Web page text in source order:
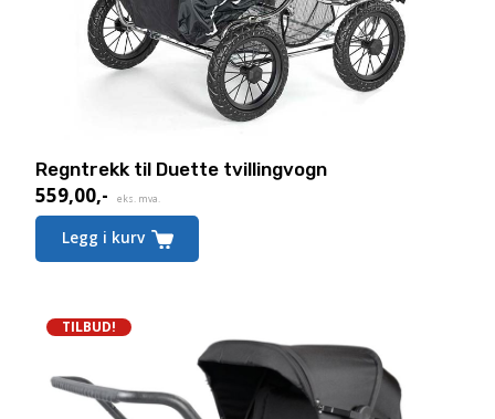
Regntrekk til Duette tvillingvogn
559,00,- eks. mva.
Legg i kurv
TILBUD!